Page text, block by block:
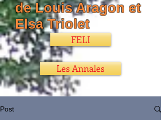
de Louis Aragon et
Elsa Triolet
FELI
Les Annales
Post